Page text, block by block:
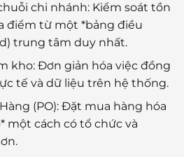
chi nhánh: Kiểm soát tồn
điểm từ một *bảng điều
trung tâm duy nhất.
kho: Đơn giản hóa việc đồng
tế và dữ liệu trên hệ thống.
(PO): Đặt mua hàng hóa
một cách có tổ chức và